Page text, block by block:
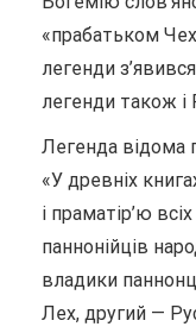
«прабатьком
легенди
легенди також і
Легенда відома
«У древніх
і праматір’ю
паннонійців
владики
Лех, другий —